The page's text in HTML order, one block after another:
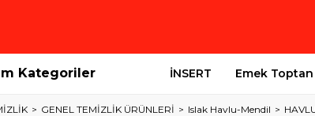
Kategoriler İNSERT Emek
GENEL TEMİZLİK ÜRÜNLERİ Islak Havlu-Mendil